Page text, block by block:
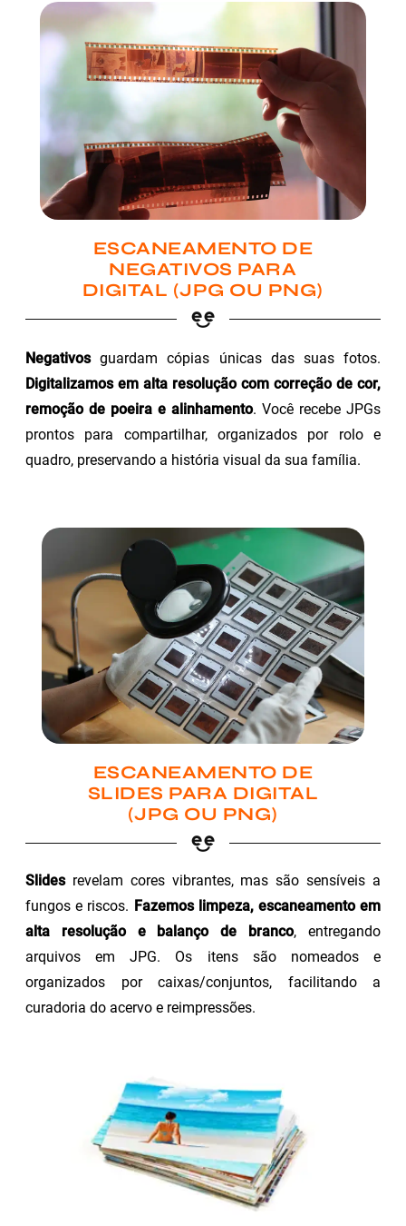
ESCANEAMENTO DE
NEGATIVOS PARA
DIGITAL (JPG OU PNG)
Negativosguardam cópias únicas das suas fotos.
Digitalizamos em alta resolução com correção de cor,
remoção de poeira e alinhamento. Você recebe JPGs
prontos para compartilhar, organizados por rolo e
quadro, preservando a história visual da sua família.
ESCANEAMENTO DE
SLIDES PARA DIGITAL
(JPG OU PNG)
Slidesrevelam cores vibrantes, mas são sensíveis a
fungos e riscos. Fazemos limpeza, escaneamento em
alta resolução e balanço de branco, entregando
arquivos em JPG. Os itens são nomeados e
organizados por caixas/conjuntos, facilitando a
curadoria do acervo e reimpressões.